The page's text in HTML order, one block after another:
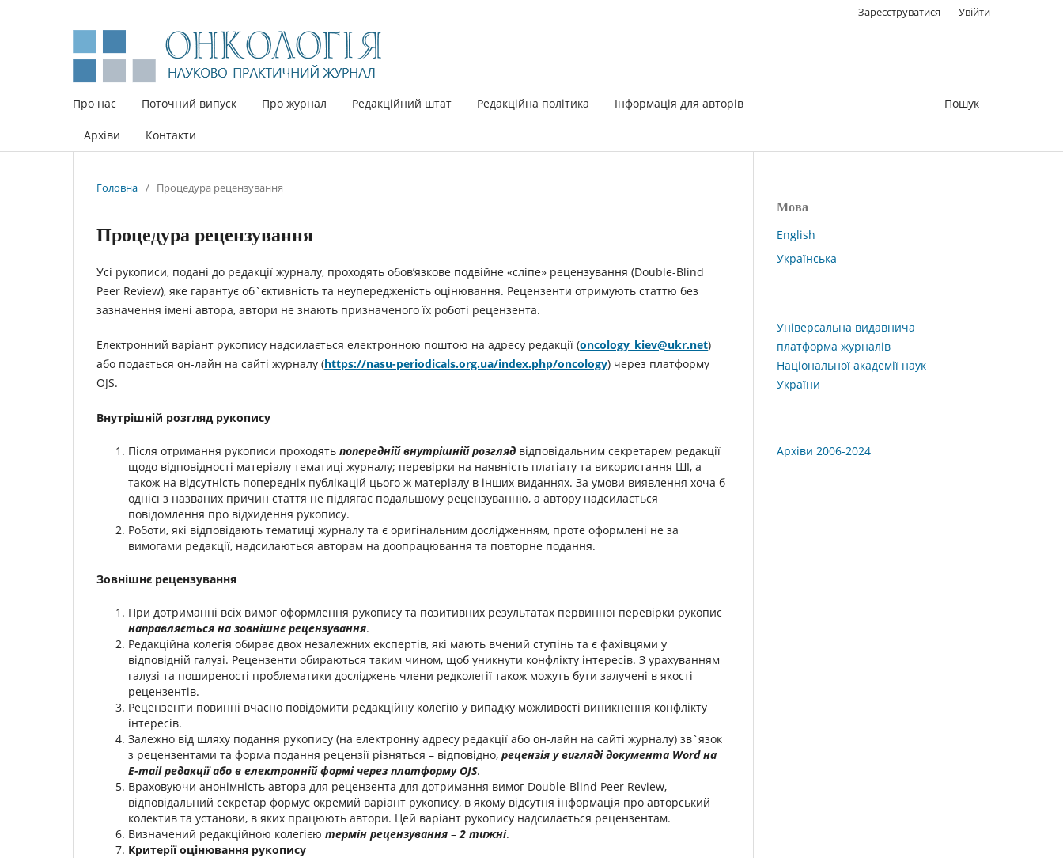
Про нас Поточний випуск Про журнал Редакційний штат Редакційна політика Інформація для авторів
Архіви Контакти
Пошук
Зареєструватися Увійти
Головна / Процедура рецензування
Процедура рецензування
Усі рукописи, подані до редакції журналу, проходять обов’язкове подвійне «сліпе» рецензування (Double-Blind
Peer Review), яке гарантує об`єктивність та неупередженість оцінювання. Рецензенти отримують статтю без
зазначення імені автора, автори не знають призначеного їх роботі рецензента.
Електронний варіант рукопису надсилається електронною поштою на адресу редакції (oncology_kiev@ukr.net)
або подається он-лайн на сайті журналу (https://nasu-periodicals.org.ua/index.php/oncology) через платформу
OJS.
Внутрішній розгляд рукопису
Після отримання рукописи проходять попередній внутрішній розгляд відповідальним секретарем редакції
щодо відповідності матеріалу тематиці журналу; перевірки на наявність плагіату та використання ШІ, а
також на відсутність попередніх публікацій цього ж матеріалу в інших виданнях. За умови виявлення хоча б
однієї з названих причин стаття не підлягає подальшому рецензуванню, а автору надсилається
повідомлення про відхидення рукопису.
Роботи, які відповідають тематиці журналу та є оригінальним дослідженням, проте оформлені не за
вимогами редакції, надсилаються авторам на доопрацювання та повторне подання.
Зовнішнє рецензування
При дотриманні всіх вимог оформлення рукопису та позитивних результатах первинної перевірки рукопис
направляється на зовнішнє рецензування.
Редакційна колегія обирає двох незалежних експертів, які мають вчений ступінь та є фахівцями у
відповідній галузі. Рецензенти обираються таким чином, щоб уникнути конфлікту інтересів. З урахуванням
галузі та поширеності проблематики досліджень члени редколегії також можуть бути залучені в якості
рецензентів.
Рецензенти повинні вчасно повідомити редакційну колегію у випадку можливості виникнення конфлікту
інтересів.
Залежно від шляху подання рукопису (на електронну адресу редакції або он-лайн на сайті журналу) зв`язок
з рецензентами та форма подання рецензії різняться – відповідно, рецензія у вигляді документа Wordна
E-mailредакції або в електронній формі через платформуOJS.
Враховуючи анонімність автора для рецензента для дотримання вимог Double-Blind Peer Review,
відповідальний секретар формує окремий варіант рукопису, в якому відсутня інформація про авторський
колектив та установи, в яких працюють автори. Цей варіант рукопису надсилається рецензентам.
Визначений редакційною колегією термін рецензування –2 тижні.
Критерії оцінювання рукопису
Мова
English
Українська
Універсальна видавнича
платформа журналів
Національної академії наук
України
Архіви 2006-2024